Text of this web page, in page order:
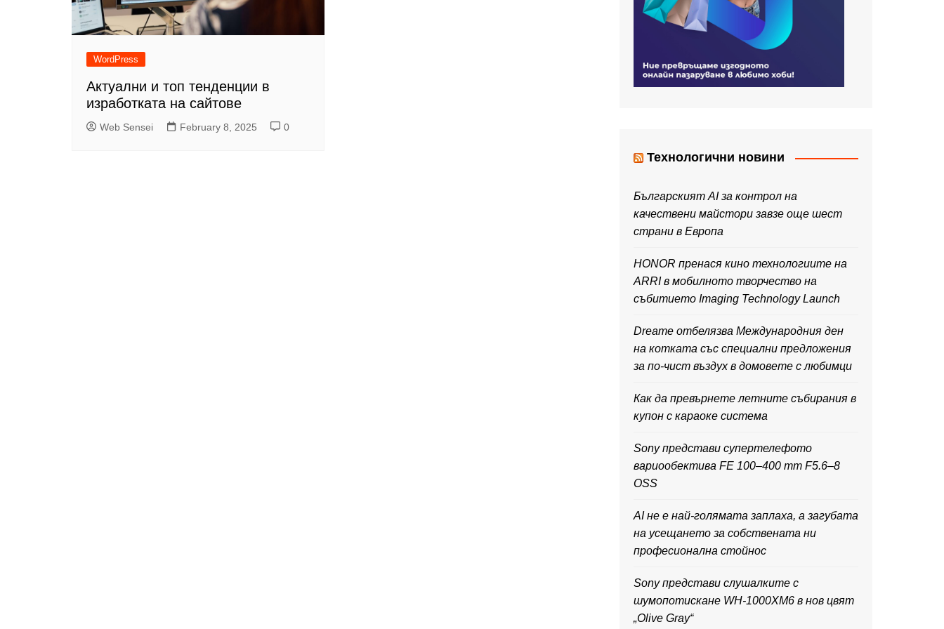
WordPress
Актуални и топ тенденции в
изработката на сайтове
Web Sensei February 8, 2025 0
Технологични новини
Българският AI за контрол на
качествени майстори завзе още шест
страни в Европа
HONOR пренася кино технологиите на
ARRI в мобилното творчество на
събитието Imaging Technology Launch
Dreame отбелязва Международния ден
на котката със специални предложения
за по-чист въздух в домовете с любимци
Как да превърнете летните събирания в
купон с караоке система
Sony представи супертелефото
вариообектива FE 100–400 mm F5.6–8
OSS
AI не е най-голямата заплаха, а загубата
на усещането за собствената ни
професионална стойнос
Sony представи слушалките с
шумопотискане WH-1000XM6 в нов цвят
„Olive Gray“